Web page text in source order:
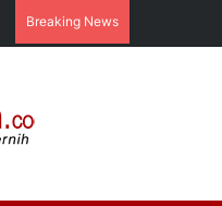
Breaking News